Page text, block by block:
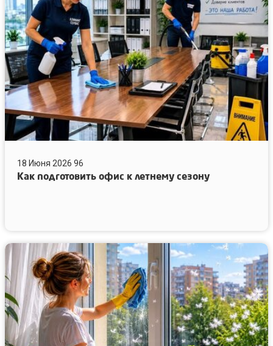
к
летнему
сезону
18 Июня 2026 96
Как подготовить офис к летнему сезону
Тополиный
пух,
пыль
и
грязные
окна